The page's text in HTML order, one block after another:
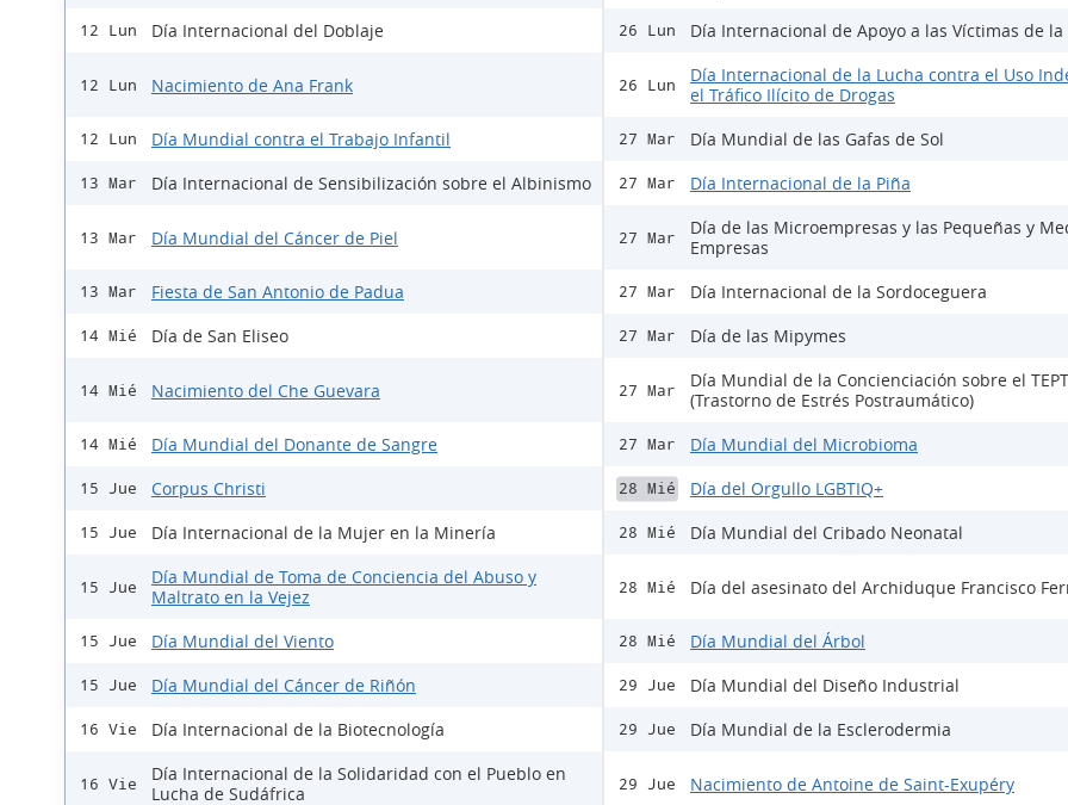
12 Lun Día Internacional del Doblaje
12 Lun Nacimiento de Ana Frank
12 Lun Día Mundial contra el Trabajo Infantil
13 Mar Día Internacional de Sensibilización sobre el Albinismo
13 Mar Día Mundial del Cáncer de Piel
13 Mar Fiesta de San Antonio de Padua
14 Mié Día de San Eliseo
14 Mié Nacimiento del Che Guevara
14 Mié Día Mundial del Donante de Sangre
15 Jue Corpus Christi
15 Jue Día Internacional de la Mujer en la Minería
15 Jue
Día Mundial de Toma de Conciencia del Abuso y
Maltrato en la Vejez
15 Jue Día Mundial del Viento
15 Jue Día Mundial del Cáncer de Riñón
16 Vie Día Internacional de la Biotecnología
16 Vie
Día Internacional de la Solidaridad con el Pueblo en
Lucha de Sudáfrica
26 Lun Día Internacional de Apoyo a las Víctimas de la
26 Lun
Día Internacional de la Lucha contra el Uso
el Tráfico Ilícito de Drogas
27 Mar Día Mundial de las Gafas de Sol
27 Mar Día Internacional de la Piña
27 Mar
Día de las Microempresas y las Pequeñas y
Empresas
27 Mar Día Internacional de la Sordoceguera
27 Mar Día de las Mipymes
27 Mar
Día Mundial de la Concienciación sobre el TEPT
(Trastorno de Estrés Postraumático)
27 Mar Día Mundial del Microbioma
28 Mié Día del Orgullo LGBTIQ+
28 Mié Día Mundial del Cribado Neonatal
28 Mié Día del asesinato del Archiduque Francisco
28 Mié Día Mundial del Árbol
29 Jue Día Mundial del Diseño Industrial
29 Jue Día Mundial de la Esclerodermia
29 Jue Nacimiento de Antoine de Saint-Exupéry